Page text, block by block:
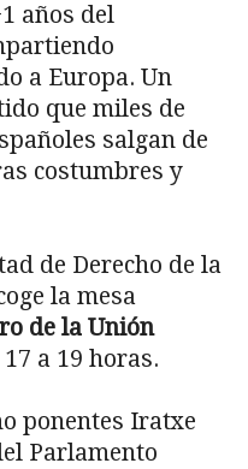
años del
a Europa. Un
que miles de
salgan de
costumbres y
de Derecho de la
la mesa
de la Unión
a 19 horas.
ponentes Iratxe
Parlamento